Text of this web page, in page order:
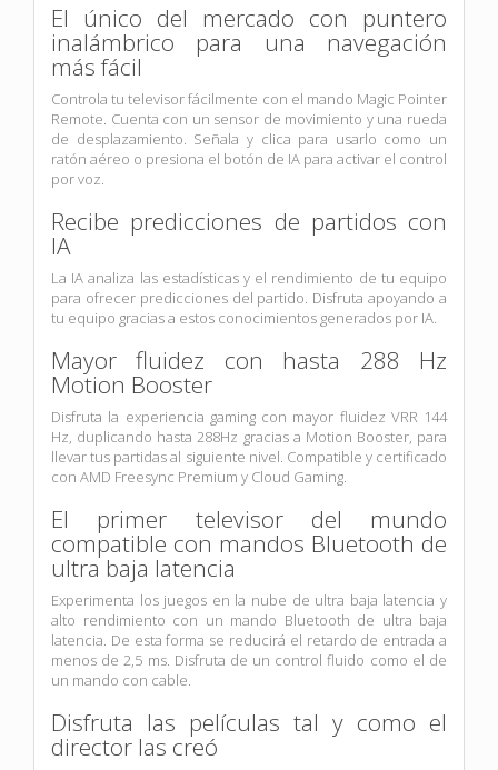
El único del mercado con puntero
inalámbrico para una navegación
más fácil
Controla tu televisor fácilmente con el mando Magic Pointer
Remote. Cuenta con un sensor de movimiento y una rueda
de desplazamiento. Señala y clica para usarlo como un
ratón aéreo o presiona el botón de IA para activar el control
por voz.
Recibe predicciones de partidos con
IA
La IA analiza las estadísticas y el rendimiento de tu equipo
para ofrecer predicciones del partido. Disfruta apoyando a
tu equipo gracias a estos conocimientos generados por IA.
Mayor fluidez con hasta 288 Hz
Motion Booster
Disfruta la experiencia gaming con mayor fluidez VRR 144
Hz, duplicando hasta 288Hz gracias a Motion Booster, para
llevar tus partidas al siguiente nivel. Compatible y certificado
con AMD Freesync Premium y Cloud Gaming.
El primer televisor del mundo
compatible con mandos Bluetooth de
ultra baja latencia
Experimenta los juegos en la nube de ultra baja latencia y
alto rendimiento con un mando Bluetooth de ultra baja
latencia. De esta forma se reducirá el retardo de entrada a
menos de 2,5 ms. Disfruta de un control fluido como el de
un mando con cable.
Disfruta las películas tal y como el
director las creó